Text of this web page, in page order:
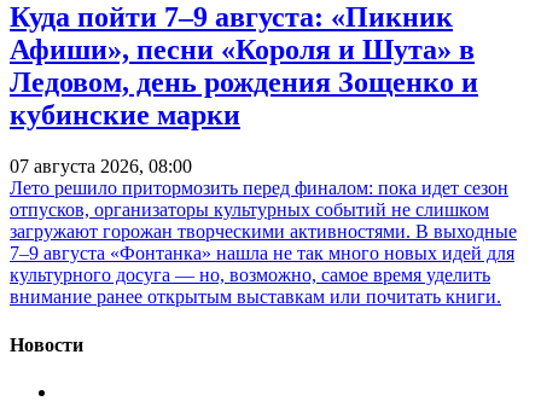
Куда пойти 7–9 августа: «Пикник
Афиши», песни «Короля и Шута» в
Ледовом, день рождения Зощенко и
кубинские марки
07 августа 2026, 08:00
Лето решило притормозить перед финалом: пока идет сезон
отпусков, организаторы культурных событий не слишком
загружают горожан творческими активностями. В выходные
7–9 августа «Фонтанка» нашла не так много новых идей для
культурного досуга — но, возможно, самое время уделить
внимание ранее открытым выставкам или почитать книги.
Новости